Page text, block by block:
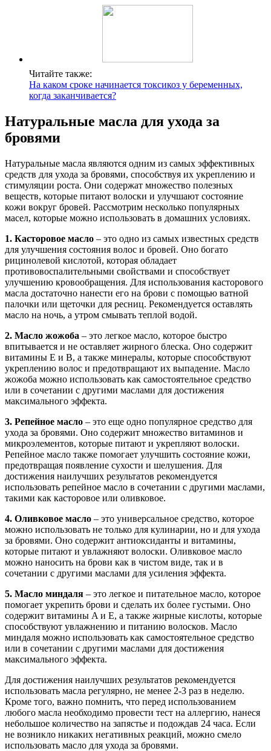
Читайте также:
На каком сроке начинается токсикоз у беременных,
когда заканчивается?
Натуральные масла для ухода за
бровями
Натуральные масла являются одним из самых эффективных
средств для ухода за бровями, способствуя их укреплению и
стимуляции роста. Они содержат множество полезных
веществ, которые питают волоски и улучшают состояние
кожи вокруг бровей. Рассмотрим несколько популярных
масел, которые можно использовать в домашних условиях.
1. Касторовое масло – это одно из самых известных средств
для улучшения состояния волос и бровей. Оно богато
рицинолевой кислотой, которая обладает
противовоспалительными свойствами и способствует
улучшению кровообращения. Для использования касторового
масла достаточно нанести его на брови с помощью ватной
палочки или щеточки для ресниц. Рекомендуется оставлять
масло на ночь, а утром смывать теплой водой.
2. Масло жожоба – это легкое масло, которое быстро
впитывается и не оставляет жирного блеска. Оно содержит
витамины E и B, а также минералы, которые способствуют
укреплению волос и предотвращают их выпадение. Масло
жожоба можно использовать как самостоятельное средство
или в сочетании с другими маслами для достижения
максимального эффекта.
3. Репейное масло – это еще одно популярное средство для
ухода за бровями. Оно содержит множество витаминов и
микроэлементов, которые питают и укрепляют волоски.
Репейное масло также помогает улучшить состояние кожи,
предотвращая появление сухости и шелушения. Для
достижения наилучших результатов рекомендуется
использовать репейное масло в сочетании с другими маслами,
такими как касторовое или оливковое.
4. Оливковое масло – это универсальное средство, которое
можно использовать не только для кулинарии, но и для ухода
за бровями. Оно содержит антиоксиданты и витамины,
которые питают и увлажняют волоски. Оливковое масло
можно наносить на брови как в чистом виде, так и в
сочетании с другими маслами для усиления эффекта.
5. Масло миндаля – это легкое и питательное масло, которое
помогает укрепить брови и сделать их более густыми. Оно
содержит витамины A и E, а также жирные кислоты, которые
способствуют увлажнению и питанию волосков. Масло
миндаля можно использовать как самостоятельное средство
или в сочетании с другими маслами для достижения
максимального эффекта.
Для достижения наилучших результатов рекомендуется
использовать масла регулярно, не менее 2-3 раз в неделю.
Кроме того, важно помнить, что перед использованием
любого масла необходимо провести тест на аллергию, нанеся
небольшое количество на запястье и подождав 24 часа. Если
не возникло никаких негативных реакций, можно смело
использовать масло для ухода за бровями.